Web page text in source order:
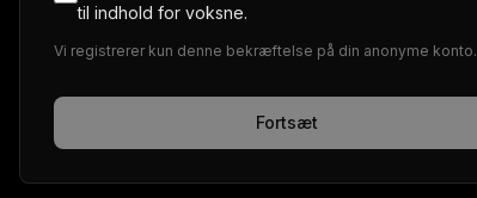
til indhold for voksne.
Vi registrerer kun denne bekræftelse på din anonyme konto.
Fortsæt